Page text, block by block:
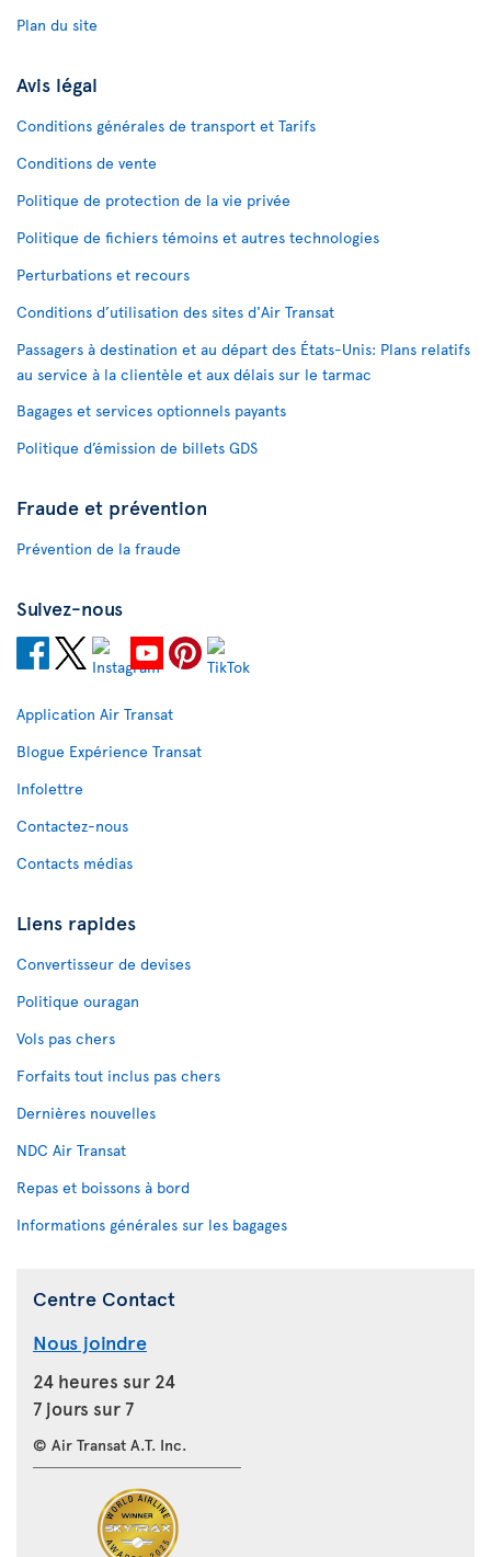
Plan du site
Avis légal
Conditions générales de transport et Tarifs
Conditions de vente
Politique de protection de la vie privée
Politique de fichiers témoins et autres technologies
Perturbations et recours
Conditions d’utilisation des sites d'Air Transat
Passagers à destination et au départ des États-Unis: Plans relatifs
au service à la clientèle et aux délais sur le tarmac
Bagages et services optionnels payants
Politique d’émission de billets GDS
Fraude et prévention
Prévention de la fraude
Suivez-nous
Application Air Transat
Blogue Expérience Transat
Infolettre
Contactez-nous
Contacts médias
Liens rapides
Convertisseur de devises
Politique ouragan
Vols pas chers
Forfaits tout inclus pas chers
Dernières nouvelles
NDC Air Transat
Repas et boissons à bord
Informations générales sur les bagages
Centre Contact
Nous joindre
24 heures sur 24
7 jours sur 7
© Air Transat A.T. Inc.